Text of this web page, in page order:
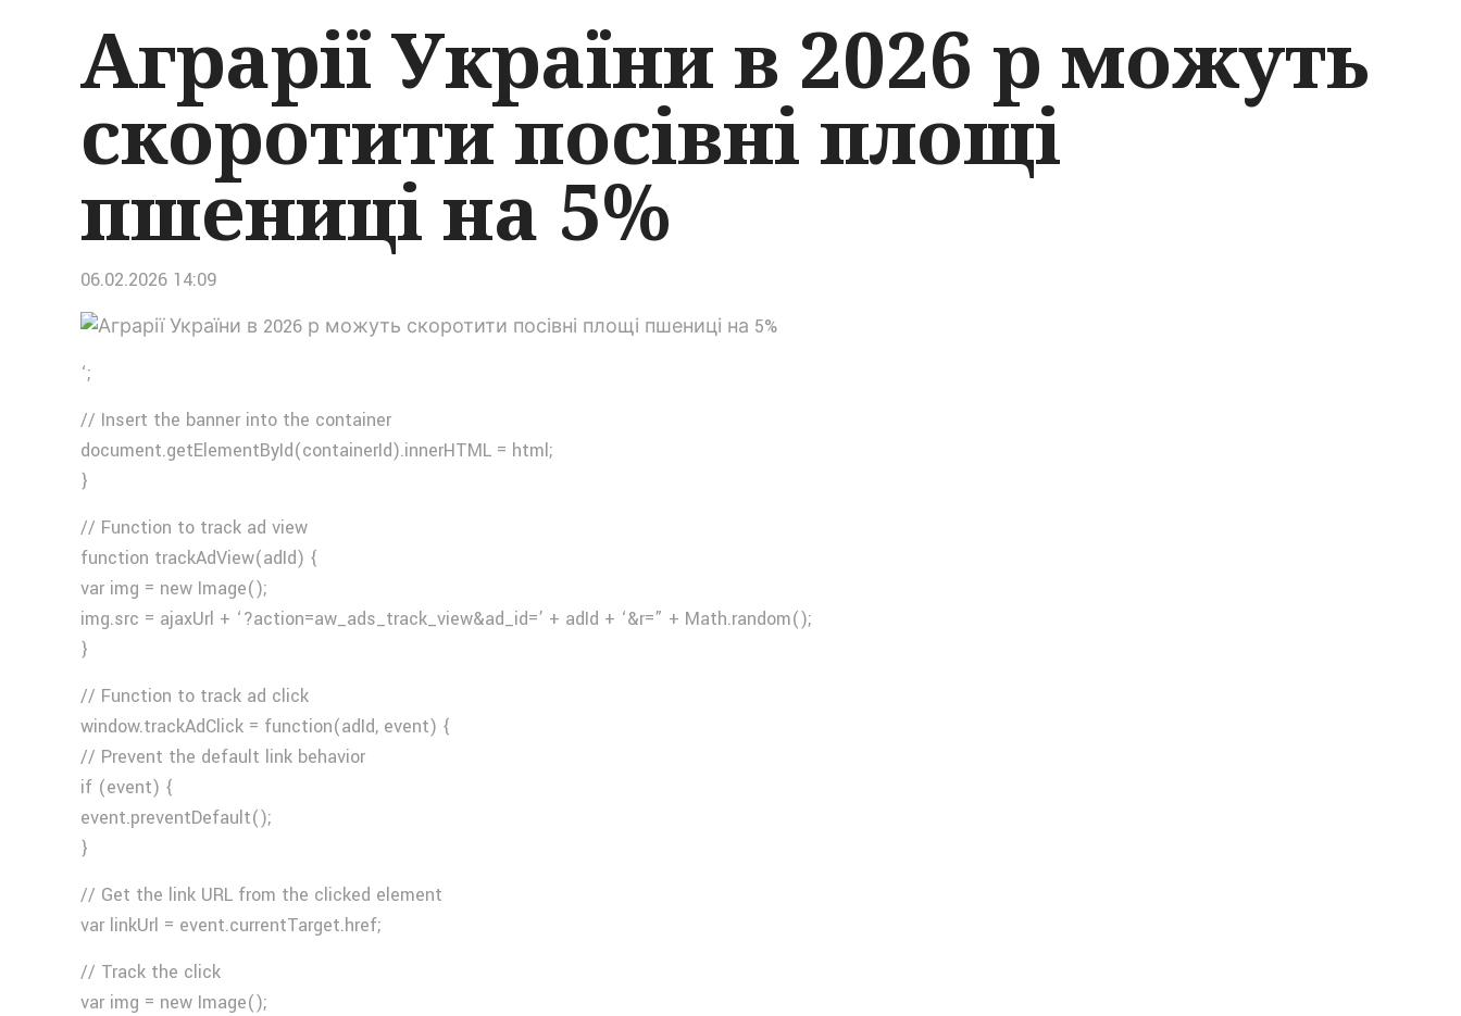
Аграрії України в 2026 р можуть
скоротити посівні площі
пшениці на 5%
06.02.2026 14:09
‘;
// Insert the banner into the container
document.getElementById(containerId).innerHTML = html;
}
// Function to track ad view
function trackAdView(adId) {
var img = new Image();
img.src = ajaxUrl + ‘?action=aw_ads_track_view&ad_id=’ + adId + ‘&r=” + Math.random();
}
// Function to track ad click
window.trackAdClick = function(adId, event) {
// Prevent the default link behavior
if (event) {
event.preventDefault();
}
// Get the link URL from the clicked element
var linkUrl = event.currentTarget.href;
// Track the click
var img = new Image();